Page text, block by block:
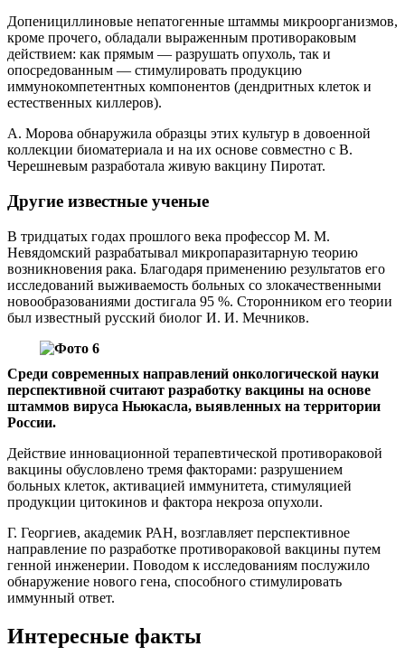
Допенициллиновые непатогенные штаммы микроорганизмов,
кроме прочего, обладали выраженным противораковым
действием: как прямым — разрушать опухоль, так и
опосредованным — стимулировать продукцию
иммунокомпетентных компонентов (дендритных клеток и
естественных киллеров).
А. Морова обнаружила образцы этих культур в довоенной
коллекции биоматериала и на их основе совместно с В.
Черешневым разработала живую вакцину Пиротат.
Другие известные ученые
В тридцатых годах прошлого века профессор М. М.
Невядомский разрабатывал микропаразитарную теорию
возникновения рака. Благодаря применению результатов его
исследований выживаемость больных со злокачественными
новообразованиями достигала 95 %. Сторонником его теории
был известный русский биолог И. И. Мечников.
Среди современных направлений онкологической науки
перспективной считают разработку вакцины на основе
штаммов вируса Ньюкасла, выявленных на территории
России.
Действие инновационной терапевтической противораковой
вакцины обусловлено тремя факторами: разрушением
больных клеток, активацией иммунитета, стимуляцией
продукции цитокинов и фактора некроза опухоли.
Г. Георгиев, академик РАН, возглавляет перспективное
направление по разработке противораковой вакцины путем
генной инженерии. Поводом к исследованиям послужило
обнаружение нового гена, способного стимулировать
иммунный ответ.
Интересные факты